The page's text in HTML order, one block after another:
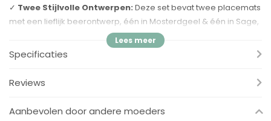
✓ Twee Stijlvolle Ontwerpen: Deze set bevat twee placemats
met een lieflijk beerontwerp, één in Mosterdgeel & één in Sage,
waardoor elke maaltijd zowel leuk als leerzaam wordt.
✓Kindveilig Materiaal:
veilige en hygiënische ondergrond voor de maaltijden van je
Specificaties
Reviews
Aanbevolen door andere moeders